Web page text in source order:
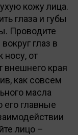
кожу лица.
глаза и губы
Проводите
глаз в
носу, от
внешнего края
как совсем
масла
его главные
лицо –